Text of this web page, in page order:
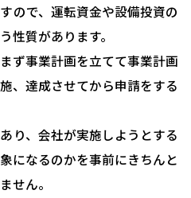
ので、運転資金や設備投資の
性質があります。
ず事業計画を立てて事業計画
、達成させてから申請をする
り、会社が実施しようとする
になるのかを事前にきちんと
せん。